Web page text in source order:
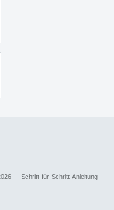
— Schritt-für-Schritt-Anleitung